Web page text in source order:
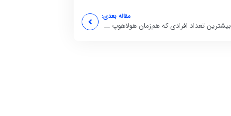
مقاله بعدی:
بیشترین تعداد افرادی که هم‌زمان هولاهوپ ...